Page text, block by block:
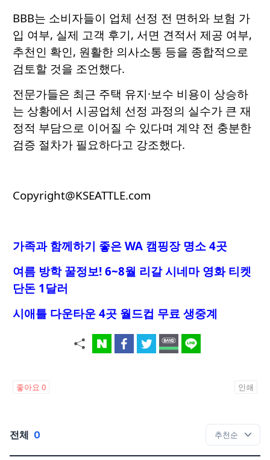
BBB는 소비자들이 업체 선정 전 면허와 보험 가
입 여부, 실제 고객 후기, 서면 견적서 제공 여부,
추천인 확인, 원활한 의사소통 등을 종합적으로
검토할 것을 조언했다.
전문가들은 최근 주택 유지·보수 비용이 상승하
는 상황에서 시공업체 선정 과정의 실수가 큰 재
정적 부담으로 이어질 수 있다며 계약 전 충분한
검증 절차가 필요하다고 강조했다.
Copyright@KSEATTLE.com
가족과 함께하기 좋은 WA 캠핑장 명소 4곳
여름 방학 꿀정보! 6~8월 리갈 시네마 영화 티켓
단돈 1달러
시애틀 다운타운 4곳 월드컵 무료 생중계
좋아요 0 인쇄
전체 0